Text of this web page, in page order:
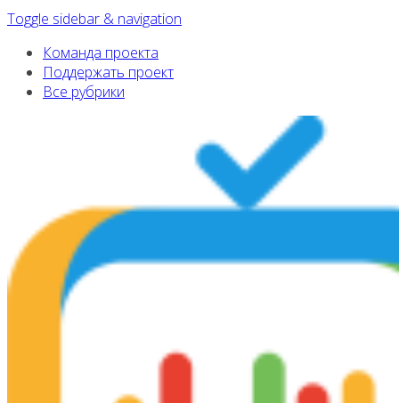
Toggle sidebar & navigation
Команда проекта
Поддержать проект
Все рубрики